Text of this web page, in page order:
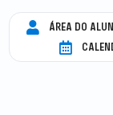
ÁREA DO